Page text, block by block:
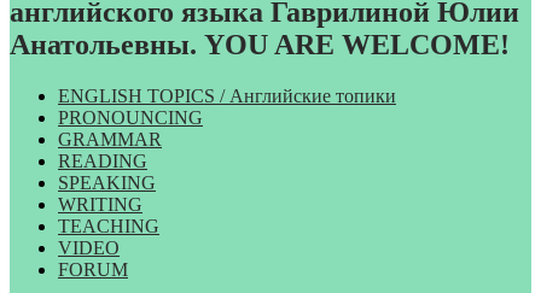
английского языка Гаврилиной Юлии
Анатольевны. YOU ARE WELCOME!
ENGLISH TOPICS / Английские топики
PRONOUNCING
GRAMMAR
READING
SPEAKING
WRITING
TEACHING
VIDEO
FORUM